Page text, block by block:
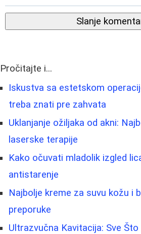
Slanje
Pročitajte i...
Iskustva sa estetskom
treba znati pre zahvata
Uklanjanje ožiljaka od akni:
laserske terapije
Kako očuvati mladolik izgled
antistarenje
Najbolje kreme za suvu kožu i
preporuke
Ultrazvučna Kavitacija: Sve